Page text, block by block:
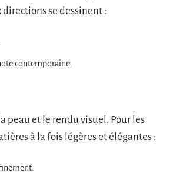
se dessinent :
contemporaine.
peau et le rendu visuel. Pour les
à la fois légères et élégantes :